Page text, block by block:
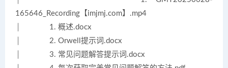
165646_Recording【imjmj.com】.mp4
│ 1. 概述.docx
│ 2. Orwell提示词.docx
│ 3. 常见问题解答提示词.docx